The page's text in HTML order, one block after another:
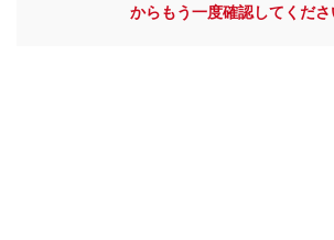
からもう一度確認してくださ